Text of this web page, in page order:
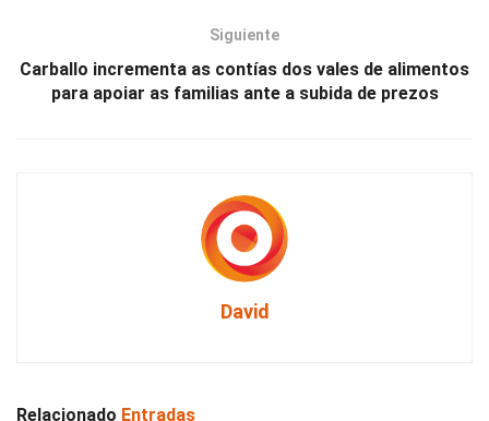
Siguiente
Carballo incrementa as contías dos vales de alimentos
para apoiar as familias ante a subida de prezos
David
Relacionado Entradas